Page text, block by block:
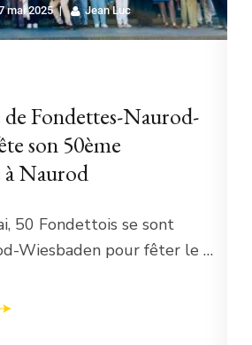
mai 2025 Jean Luc
de Fondettes-Naurod-
son 50ème
Naurod
50 Fondettois se sont
Wiesbaden pour fêter le …